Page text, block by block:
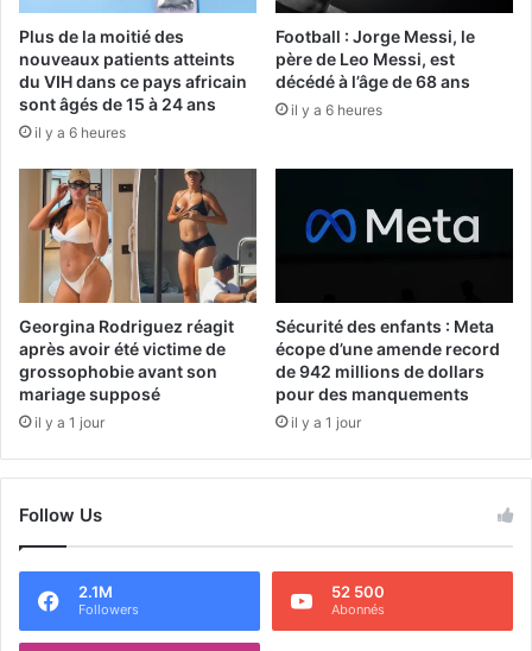
Plus de la moitié des
nouveaux patients atteints
du VIH dans ce pays africain
sont âgés de 15 à 24 ans
il y a 6 heures
Football : Jorge Messi, le
père de Leo Messi, est
décédé à l’âge de 68 ans
il y a 6 heures
Georgina Rodriguez réagit
après avoir été victime de
grossophobie avant son
mariage supposé
il y a 1 jour
Sécurité des enfants : Meta
écope d’une amende record
de 942 millions de dollars
pour des manquements
il y a 1 jour
Follow Us
2.1M
Followers
52 500
Abonnés